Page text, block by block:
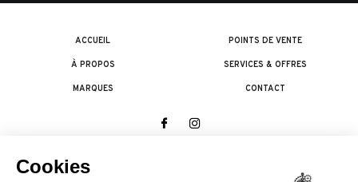
ACCUEIL
À PROPOS
MARQUES
POINTS DE VENTE
SERVICES & OFFRES
CONTACT